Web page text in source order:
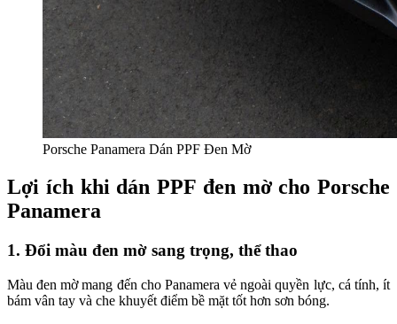
Porsche Panamera Dán PPF Đen Mờ
Lợi ích khi dán PPF đen mờ cho Porsche
Panamera
1. Đổi màu đen mờ sang trọng, thể thao
Màu đen mờ mang đến cho Panamera vẻ ngoài quyền lực, cá tính, ít
bám vân tay và che khuyết điểm bề mặt tốt hơn sơn bóng.